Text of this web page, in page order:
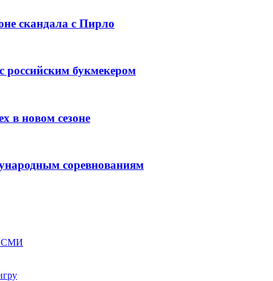
скандала с Пирло
российским букмекером
в новом сезоне
соревнованиям
СМИ